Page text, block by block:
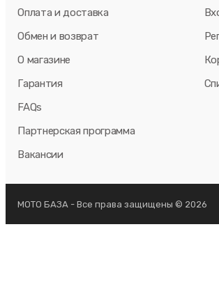
Оплата и доставка
Обмен и возврат
О магазине
Гарантия
FAQs
Партнерская программа
Вакансии
МОТО БАЗА - Все права защищены © 2026